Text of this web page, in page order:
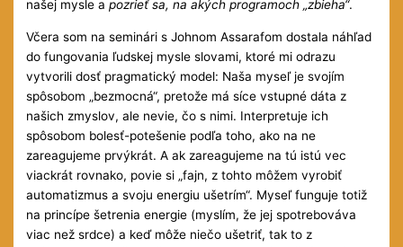
našej mysle apozrieť sa, na akých programoch „zbieha“.
Včera som na seminári s Johnom Assarafom dostala náhľad
do fungovania ľudskej mysle slovami, ktoré mi odrazu
vytvorili dosť pragmatický model: Naša myseľ je svojím
spôsobom „bezmocná“, pretože má síce vstupné dáta z
našich zmyslov, ale nevie, čo s nimi. Interpretuje ich
spôsobom bolesť-potešenie podľa toho, ako na ne
zareagujeme prvýkrát. A ak zareagujeme na tú istú vec
viackrát rovnako, povie si „fajn, z tohto môžem vyrobiť
automatizmus a svoju energiu ušetrím“. Myseľ funguje totiž
na princípe šetrenia energie (myslím, že jej spotrebováva
viac než srdce) a keď môže niečo ušetriť, tak to z